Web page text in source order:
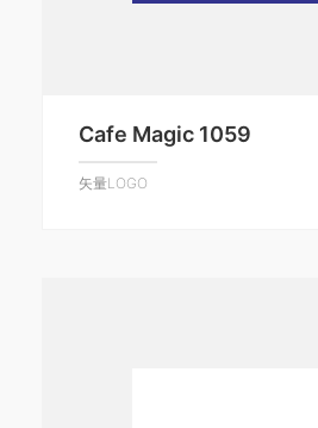
Cafe Magic 1059
矢量LOGO